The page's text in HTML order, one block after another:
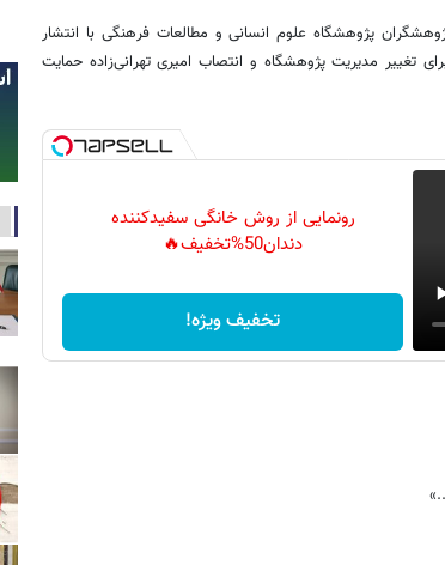
پژوهشگاه علوم انسانی و مطالعات فرهنگی با انتشار
تغییر مدیریت پژوهشگاه و انتصاب امیری تهرانی‌زاده حمایت
رونمایی از روش خانگی سفیدکننده
دندان50%تخفیف🔥
تخفیف ویژه!